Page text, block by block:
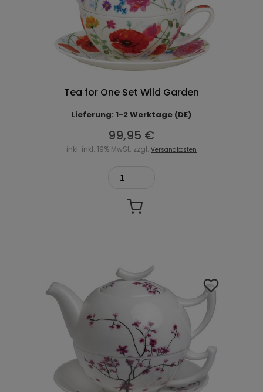
Tea for One Set Wild Garden
Lieferung: 1-2 Werktage (DE)
99,95 €
inkl. inkl. 19% MwSt. zzgl. Versandkosten